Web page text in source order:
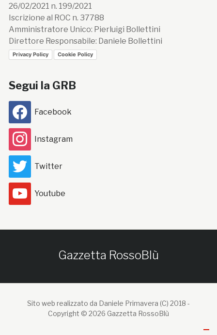
26/02/2021 n. 199/2021
Iscrizione al ROC n. 37788
Amministratore Unico: Pierluigi Bollettini
Direttore Responsabile: Daniele Bollettini
Privacy Policy Cookie Policy
Segui la GRB
Facebook
Instagram
Twitter
Youtube
Gazzetta RossoBlù
Sito web realizzato da Daniele Primavera (C) 2018 -
Copyright © 2026 Gazzetta RossoBlù